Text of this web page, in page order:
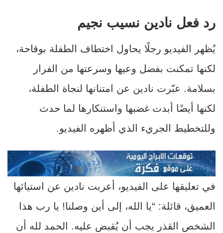
رد فعل نادين نسيب نجيم
يُظهر الفيديو رجلًا يحاول اختطاف الطفلة بوقاحة،
لكنها تمكنت بفضل وعيها وسرعتها من الفرار
بسلامة. عبّرت نادين عن امتنانها لنجاة الطفلة،
لكنها أيضًا أبدت غضبها واستنكارها لما حدث
وللتخطيط الجريء الذي أظهره الفيديو.
في تعليقها على الفيديو، أعربت نادين عن استيائها
العميق، قائلة: “يا الله، إلى أين وصلنا! يا رب هذا
الشخص القذر يجب أن يُقبض عليه. الحمد لله أن